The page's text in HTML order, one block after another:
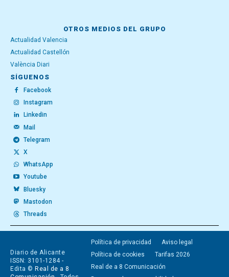
OTROS MEDIOS DEL GRUPO
Actualidad Valencia
Actualidad Castellón
València Diari
SÍGUENOS
Facebook
Instagram
Linkedin
Mail
Telegram
X
WhatsApp
Youtube
Bluesky
Mastodon
Threads
Diario de Alicante
ISSN: 3101-1284 -
Edita © Real de a 8
Política de privacidad
Aviso legal
Política de cookies
Tarifas 2026
Real de a 8 Comunicación